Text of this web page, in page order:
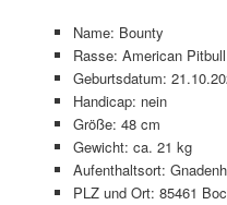
Name: Bounty
Rasse: American
Geburtsdatum:
Handicap: nein
Größe: 48 cm
Gewicht: ca. 21 kg
Aufenthaltsort:
PLZ und Ort: 85461